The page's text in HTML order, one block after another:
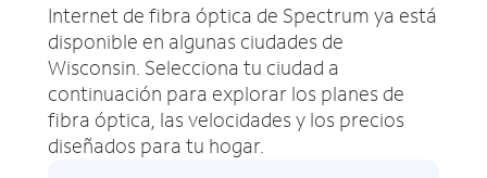
Internet de fibra óptica de Spectrum ya está
disponible en algunas ciudades de
Wisconsin. Selecciona tu ciudad a
continuación para explorar los planes de
fibra óptica, las velocidades y los precios
diseñados para tu hogar.